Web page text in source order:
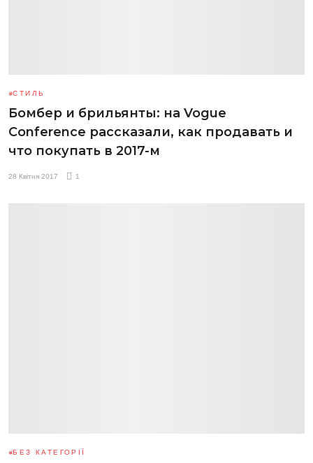
СТИЛЬ
Бомбер и брильянты: на Vogue
Conference рассказали, как продавать и
что покупать в 2017-м
28 Квітня 2017 1
БЕЗ КАТЕГОРІЇ